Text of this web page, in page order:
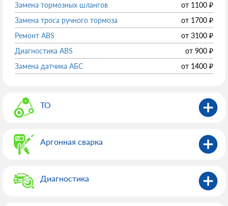
Замена тормозных шлангов
от 1100 ₽
Замена троса ручного тормоза
от 1700 ₽
Ремонт ABS
от 3100 ₽
Диагностика ABS
от 900 ₽
Замена датчика АБС
от 1400 ₽
ТО
Аргонная сварка
Диагностика